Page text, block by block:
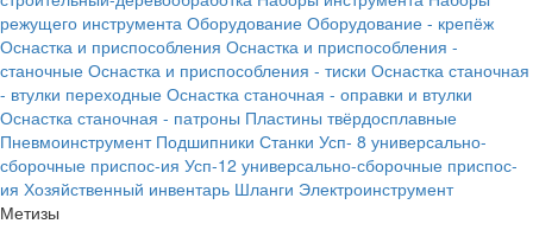
режущего инструмента Оборудование Оборудование - крепёж
Оснастка и приспособления Оснастка и приспособления -
станочные Оснастка и приспособления - тиски Оснастка станочная
- втулки переходные Оснастка станочная - оправки и втулки
Оснастка станочная - патроны Пластины твёрдосплавные
Пневмоинструмент Подшипники Станки Усп- 8 универсально-
сборочные приспос-ия Усп-12 универсально-сборочные приспос-
ия Хозяйственный инвентарь Шланги Электроинструмент
Метизы